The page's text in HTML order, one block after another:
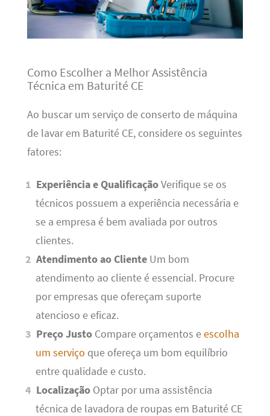
Como Escolher a Melhor Assistência
Técnica em Baturité CE
Ao buscar um serviço de conserto de máquina
de lavar em Baturité CE, considere os seguintes
fatores:
Experiência e QualificaçãoVerifique se os
técnicos possuem a experiência necessária e
se a empresa é bem avaliada por outros
clientes.
Atendimento ao Cliente Um bom
atendimento ao cliente é essencial. Procure
por empresas que ofereçam suporte
atencioso e eficaz.
Preço Justo Compare orçamentos eescolha
um serviço que ofereça um bom equilíbrio
entre qualidade e custo.
Localização Optar por uma assistência
técnica de lavadora de roupas em Baturité CE